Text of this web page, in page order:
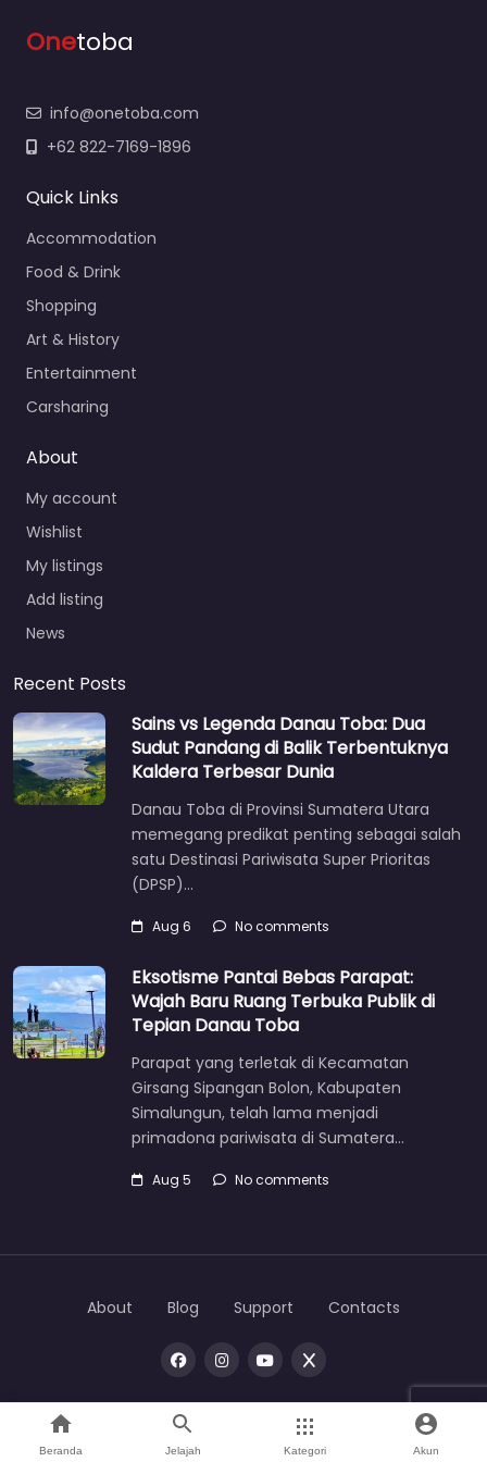
Onetoba
info@onetoba.com
+62 822-7169-1896
Quick Links
Accommodation
Food & Drink
Shopping
Art & History
Entertainment
Carsharing
About
My account
Wishlist
My listings
Add listing
News
Recent Posts
Sains vs Legenda Danau Toba: Dua
Sudut Pandang di Balik Terbentuknya
Kaldera Terbesar Dunia
Danau Toba di Provinsi Sumatera Utara
memegang predikat penting sebagai salah
satu Destinasi Pariwisata Super Prioritas
(DPSP)…
Aug 6 No comments
Eksotisme Pantai Bebas Parapat:
Wajah Baru Ruang Terbuka Publik di
Tepian Danau Toba
Parapat yang terletak di Kecamatan
Girsang Sipangan Bolon, Kabupaten
Simalungun, telah lama menjadi
primadona pariwisata di Sumatera…
Aug 5 No comments
Copyright © 2026 | One
About Blog Support Contacts
Beranda Jelajah Kategori Akun
Home Search Direktori Account